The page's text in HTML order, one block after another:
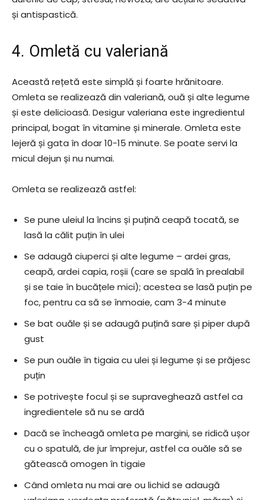
și antispastică.
4. Omletă cu valeriană
Această rețetă este simplă și foarte hrănitoare.
Omleta se realizează din valeriană, ouă și alte legume
și este delicioasă. Desigur valeriana este ingredientul
principal, bogat în vitamine și minerale. Omleta este
lejeră și gata în doar 10-15 minute. Se poate servi la
micul dejun și nu numai.
Omleta se realizează astfel:
Se pune uleiul la încins și puțină ceapă tocată, se
lasă la călit puțin în ulei
Se adaugă ciuperci și alte legume – ardei gras,
ceapă, ardei capia, roșii (care se spală în prealabil
și se taie în bucățele mici); acestea se lasă puțin pe
foc, pentru ca să se înmoaie, cam 3-4 minute
Se bat ouăle și se adaugă puțină sare și piper după
gust
Se pun ouăle în tigaia cu ulei și legume și se prăjesc
puțin
Se potrivește focul și se supraveghează astfel ca
ingredientele să nu se ardă
Dacă se încheagă omleta pe margini, se ridică ușor
cu o spatulă, de jur împrejur, astfel ca ouăle să se
gătească omogen în tigaie
Când omleta nu mai are ou lichid se adaugă